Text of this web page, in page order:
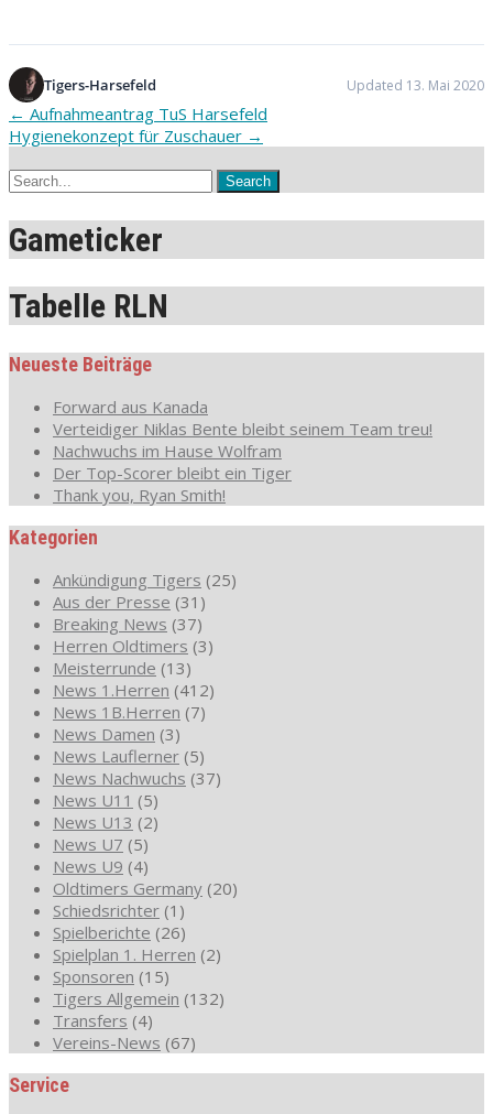
Tigers-Harsefeld Updated 13. Mai 2020
Post
navigation
← Aufnahmeantrag TuS Harsefeld
Hygienekonzept für Zuschauer →
Gameticker
Tabelle RLN
Neueste Beiträge
Forward aus Kanada
Verteidiger Niklas Bente bleibt seinem Team treu!
Nachwuchs im Hause Wolfram
Der Top-Scorer bleibt ein Tiger
Thank you, Ryan Smith!
Kategorien
Ankündigung Tigers (25)
Aus der Presse (31)
Breaking News (37)
Herren Oldtimers (3)
Meisterrunde (13)
News 1.Herren (412)
News 1B.Herren (7)
News Damen (3)
News Lauflerner (5)
News Nachwuchs (37)
News U11 (5)
News U13 (2)
News U7 (5)
News U9 (4)
Oldtimers Germany (20)
Schiedsrichter (1)
Spielberichte (26)
Spielplan 1. Herren (2)
Sponsoren (15)
Tigers Allgemein (132)
Transfers (4)
Vereins-News (67)
Service